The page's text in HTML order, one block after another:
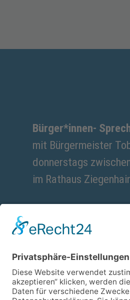
Bürger*innen-
mit Bürgermeister
donnerstags
im Rathaus